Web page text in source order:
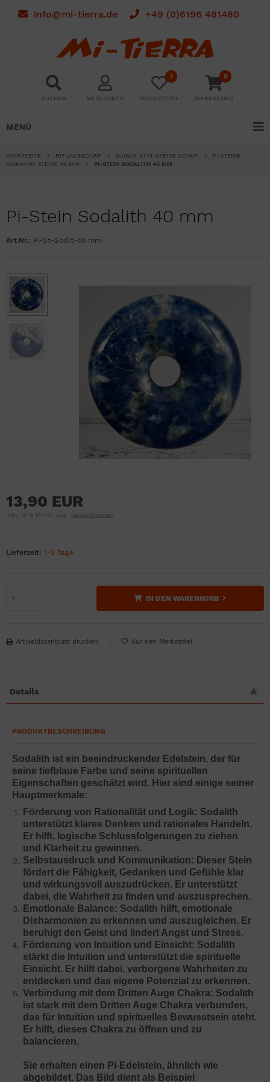
info@mi-tierra.de +49 (0)6196 481480
SUCHEN MEIN KONTO
1
MERKZETTEL
0
WARENKORB
MENÜ
STARTSEITE RITUALBEDARF MUNAY-KI PI-STEINE DONUT
PI STEINE -
MUNAY-KI STEINE 40 MM
PI-STEIN SODALITH 40 MM
Pi-Stein Sodalith 40 mm
Art.Nr.: Pi-St-Sodlt-40 mm
13,90 EUR
inkl. 19 % MwSt. zzgl. Versandkosten
Lieferzeit: 1-3 Tage
IN DEN WARENKORB
Artikeldatenblatt drucken
Details
PRODUKTBESCHREIBUNG
Sodalith ist ein beeindruckender Edelstein, der für
seine tiefblaue Farbe und seine spirituellen
Eigenschaften geschätzt wird. Hier sind einige seiner
Hauptmerkmale:
Förderung von Rationalität und Logik: Sodalith
unterstützt klares Denken und rationales Handeln.
Er hilft, logische Schlussfolgerungen zu ziehen
und Klarheit zu gewinnen.
Selbstausdruck und Kommunikation: Dieser Stein
fördert die Fähigkeit, Gedanken und Gefühle klar
und wirkungsvoll auszudrücken. Er unterstützt
dabei, die Wahrheit zu finden und auszusprechen.
Emotionale Balance: Sodalith hilft, emotionale
Disharmonien zu erkennen und auszugleichen. Er
beruhigt den Geist und lindert Angst und Stress.
Förderung von Intuition und Einsicht: Sodalith
stärkt die Intuition und unterstützt die spirituelle
Einsicht. Er hilft dabei, verborgene Wahrheiten zu
entdecken und das eigene Potenzial zu erkennen.
Verbindung mit dem Dritten Auge Chakra: Sodalith
ist stark mit dem Dritten Auge Chakra verbunden,
das für Intuition und spirituelles Bewusstsein steht.
Er hilft, dieses Chakra zu öffnen und zu
balancieren.
Sie erhalten einen Pi-Edelstein, ähnlich wie
abgebildet. Das Bild dient als Beispiel